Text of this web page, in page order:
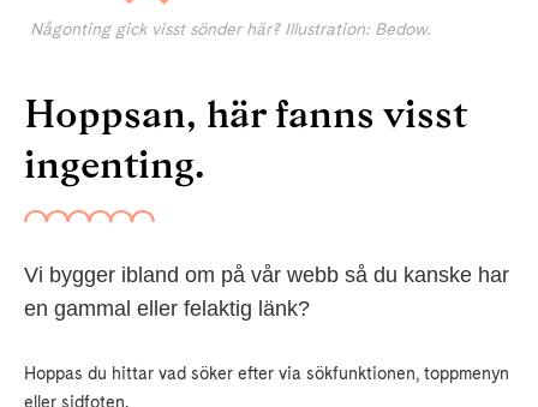
Någonting gick visst sönder här? Illustration: Bedow.
Hoppsan, här fanns visst
ingenting.
Vi bygger ibland om på vår webb så du kanske har
en gammal eller felaktig länk?
Hoppas du hittar vad söker efter via sökfunktionen, toppmenyn
eller sidfoten.